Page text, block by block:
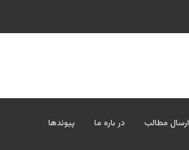
ارسال مطالب در باره ما پیوندها